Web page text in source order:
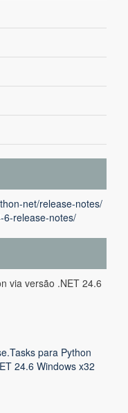
net/release-notes/
6-release-notes/
via versão .NET 24.6
para Python
24.6 Windows x32